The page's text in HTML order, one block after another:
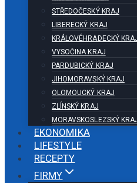
STŘEDOČESKÝ KRAJ
LIBERECKÝ KRAJ
KRÁLOVÉHRADECKÝ
VYSOČINA KRAJ
PARDUBICKÝ KRAJ
JIHOMORAVSKÝ KRAJ
OLOMOUCKÝ KRAJ
ZLÍNSKÝ KRAJ
MORAVSKOSLEZSKÝ
EKONOMIKA
LIFESTYLE
RECEPTY
FIRMY